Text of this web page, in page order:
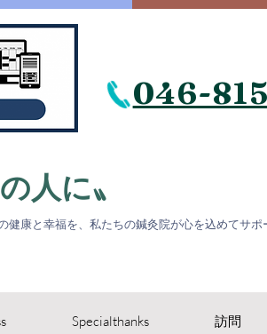
046-
人に〟
Specialthanks 訪問
健康と幸福を、私たちの鍼灸院が心を込めてサポ